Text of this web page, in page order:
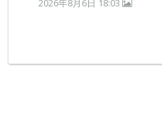
2026年8月6日 18:03